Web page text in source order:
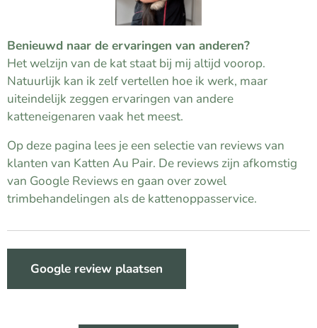
Benieuwd naar de ervaringen van anderen?
Het welzijn van de kat staat bij mij altijd voorop.
Natuurlijk kan ik zelf vertellen hoe ik werk, maar
uiteindelijk zeggen ervaringen van andere
katteneigenaren vaak het meest.
Op deze pagina lees je een selectie van reviews van
klanten van Katten Au Pair. De reviews zijn afkomstig
van Google Reviews en gaan over zowel
trimbehandelingen als de kattenoppasservice.
Google review plaatsen